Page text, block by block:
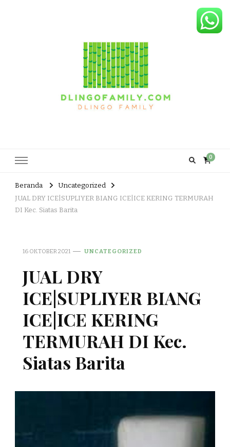
0
Beranda
Uncategorized
JUAL DRY ICE|SUPLIYER BIANG ICE|ICE KERING TERMURAH
DI Kec. Siatas Barita
16 OKTOBER 2021 UNCATEGORIZED
JUAL DRY
ICE|SUPLIYER BIANG
ICE|ICE KERING
TERMURAH DI Kec.
Siatas Barita